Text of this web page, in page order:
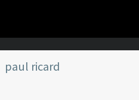
paul ricard